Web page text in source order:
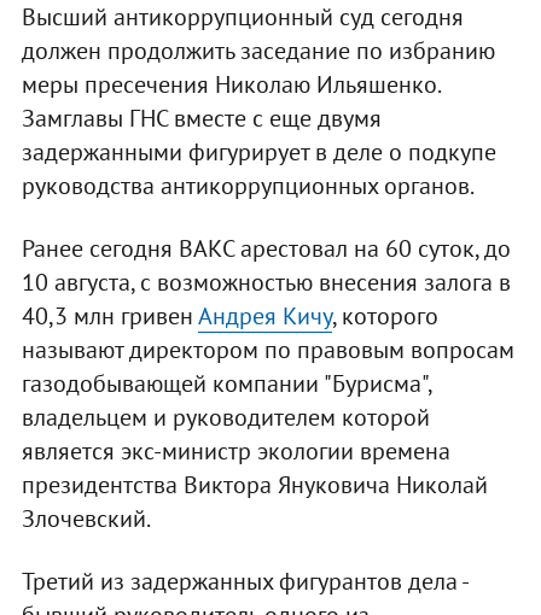
Высший антикоррупционный суд сегодня
должен продолжить заседание по избранию
меры пресечения Николаю Ильяшенко.
Замглавы ГНС вместе с еще двумя
задержанными фигурирует в деле о подкупе
руководства антикоррупционных органов.
Ранее сегодня ВАКС арестовал на 60 суток, до
10 августа, с возможностью внесения залога в
40,3 млн гривенАндрея Кичу, которого
называют директором по правовым вопросам
газодобывающей компании "Бурисма",
владельцем и руководителем которой
является экс-министр экологии времена
президентства Виктора Януковича Николай
Злочевский.
Третий из задержанных фигурантов дела -